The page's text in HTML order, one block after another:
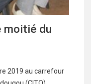
moitié du
2019 au carrefour